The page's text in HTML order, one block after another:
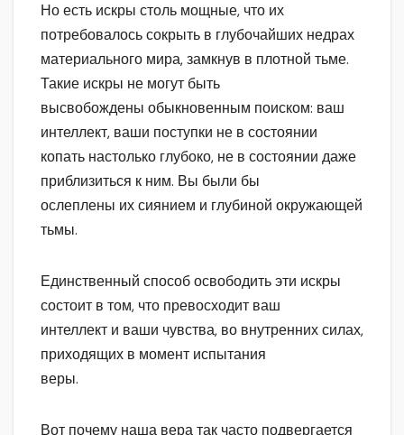
Но есть искры столь мощные, что их
потребовалось сокрыть в глубочайших недрах
материального мира, замкнув в плотной тьме.
Такие искры не могут быть
высвобождены обыкновенным поиском: ваш
интеллект, ваши поступки не в состоянии
копать настолько глубоко, не в состоянии даже
приблизиться к ним. Вы были бы
ослеплены их сиянием и глубиной окружающей
тьмы.
Единственный способ освободить эти искры
состоит в том, что превосходит ваш
интеллект и ваши чувства, во внутренних силах,
приходящих в момент испытания
веры.
Вот почему наша вера так часто подвергается